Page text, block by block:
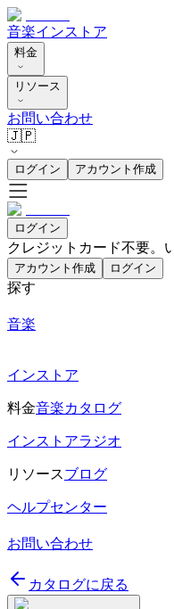
音楽インストア
料金
リソース
お問い合わせ
🇯🇵
ログイン アカウント作成
ログイン
クレジットカード不要。
アカウント作成 ログイン
探す
音楽
インストア
料金音楽カタログ
インストアラジオ
リソースブログ
ヘルプセンター
お問い合わせ
カタログに戻る